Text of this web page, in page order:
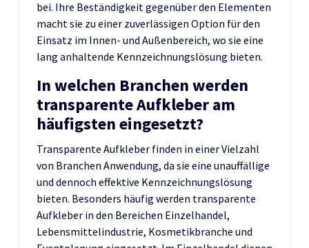
bei. Ihre Beständigkeit gegenüber den Elementen
macht sie zu einer zuverlässigen Option für den
Einsatz im Innen- und Außenbereich, wo sie eine
lang anhaltende Kennzeichnungslösung bieten.
In welchen Branchen werden
transparente Aufkleber am
häufigsten eingesetzt?
Transparente Aufkleber finden in einer Vielzahl
von Branchen Anwendung, da sie eine unauffällige
und dennoch effektive Kennzeichnungslösung
bieten. Besonders häufig werden transparente
Aufkleber in den Bereichen Einzelhandel,
Lebensmittelindustrie, Kosmetikbranche und